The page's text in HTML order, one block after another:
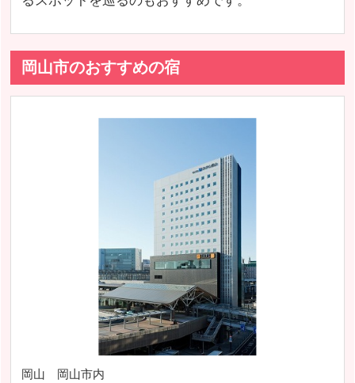
岡山市のおすすめの宿
岡山 岡山市内